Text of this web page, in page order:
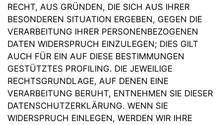
RECHT, AUS GRÜNDEN, DIE SICH AUS IHRER
BESONDEREN SITUATION ERGEBEN, GEGEN DIE
VERARBEITUNG IHRER PERSONENBEZOGENEN
DATEN WIDERSPRUCH EINZULEGEN; DIES GILT
AUCH FÜR EIN AUF DIESE BESTIMMUNGEN
GESTÜTZTES PROFILING. DIE JEWEILIGE
RECHTSGRUNDLAGE, AUF DENEN EINE
VERARBEITUNG BERUHT, ENTNEHMEN SIE DIESER
DATENSCHUTZERKLÄRUNG. WENN SIE
WIDERSPRUCH EINLEGEN, WERDEN WIR IHRE